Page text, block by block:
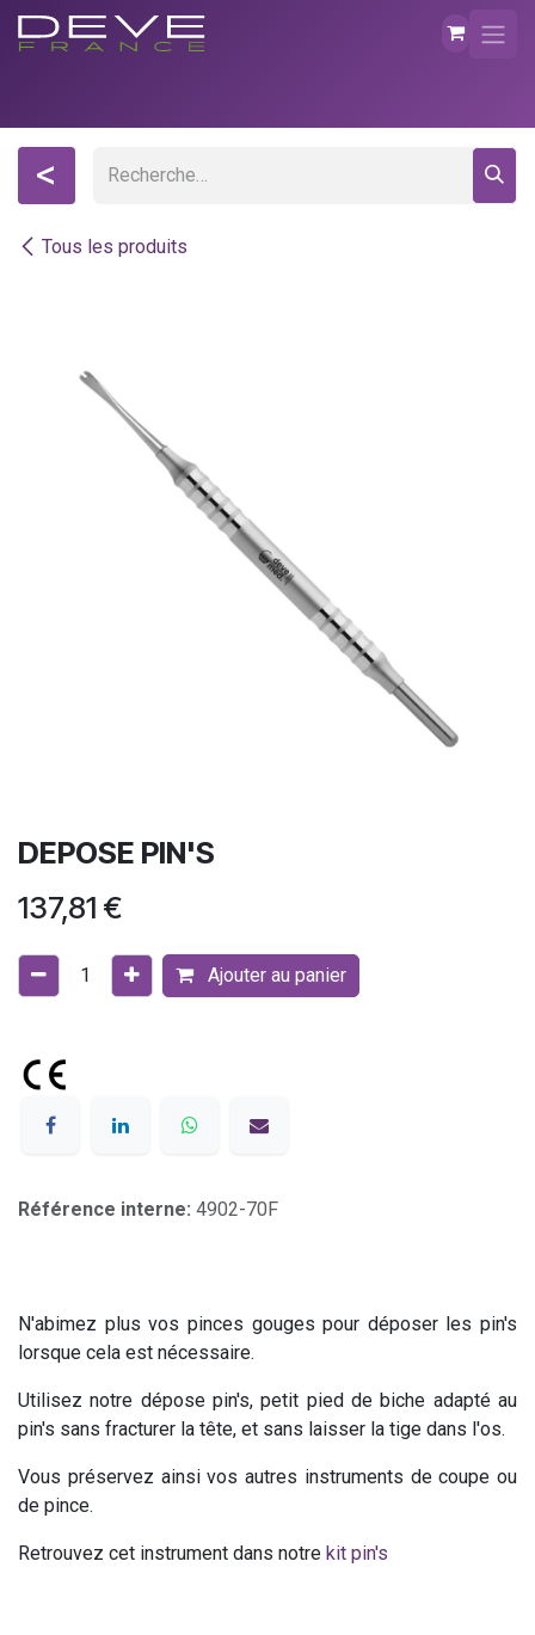
Se rendre au contenu
Tous les produits
<
DEPOSE PIN'S
137,81 €
Ajouter au panier
Référence interne: 4902-70F
N'abimez plus vos pinces gouges pour déposer les pin's
lorsque cela est nécessaire.
Utilisez notre dépose pin's, petit pied de biche adapté au
pin's sans fracturer la tête, et sans laisser la tige dans l'os.
Vous préservez ainsi vos autres instruments de coupe ou
de pince.
Retrouvez cet instrument dans notre kit pin's